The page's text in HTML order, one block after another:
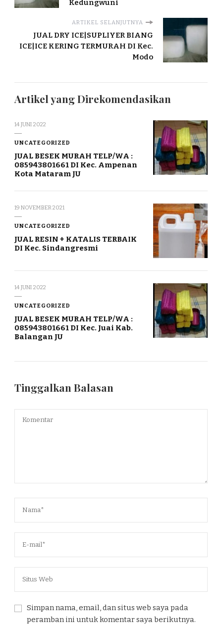
Kedungwuni
ARTIKEL SELANJUTNYA
JUAL DRY ICE|SUPLIYER BIANG
ICE|ICE KERING TERMURAH DI Kec.
Modo
Artikel yang Direkomendasikan
14 JUNI 2022
UNCATEGORIZED
JUAL BESEK MURAH TELP/WA :
085943801661 DI Kec. Ampenan
Kota Mataram JU
19 NOVEMBER 2021
UNCATEGORIZED
JUAL RESIN + KATALIS TERBAIK
DI Kec. Sindangresmi
14 JUNI 2022
UNCATEGORIZED
JUAL BESEK MURAH TELP/WA :
085943801661 DI Kec. Juai Kab.
Balangan JU
Tinggalkan Balasan
Simpan nama, email, dan situs web saya pada
peramban ini untuk komentar saya berikutnya.